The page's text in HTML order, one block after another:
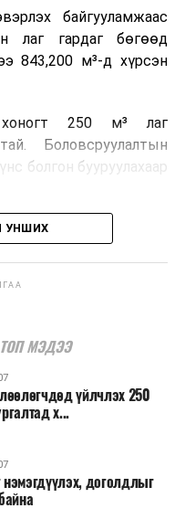
байгууламжаас
лаг гардаг бөгөөд
843,200 м³-д хүрсэн
250 м³ лаг
Боловсруулалтын
болгон бууруулахаар
үндэслэлийг
баталгаажуулсан
Хурлын
баталсан “Төр,
хэрэгжүүлэх
шатаах үйлдвэр
түншлэлийн
нь бохир ус цэвэрлэх
УНШИХ
ТОП МЭДЭЭ
үйлчлэх 250
х...
доголдлыг